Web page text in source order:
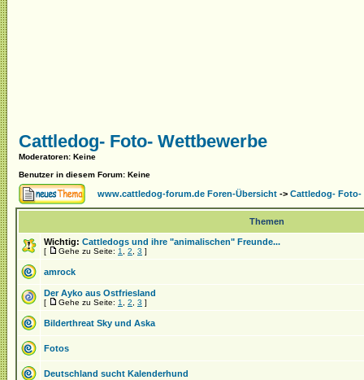
Cattledog- Foto- Wettbewerbe
Moderatoren: Keine
Benutzer in diesem Forum: Keine
www.cattledog-forum.de Foren-Übersicht -> Cattledog- Foto-
Themen
Wichtig: Cattledogs und ihre "animalischen" Freunde...
[ Gehe zu Seite: 1 2 3 ]
amrock
Der Ayko aus Ostfriesland
[ Gehe zu Seite: 1 2 3 ]
Bilderthreat Sky und Aska
Fotos
Deutschland sucht Kalenderhund